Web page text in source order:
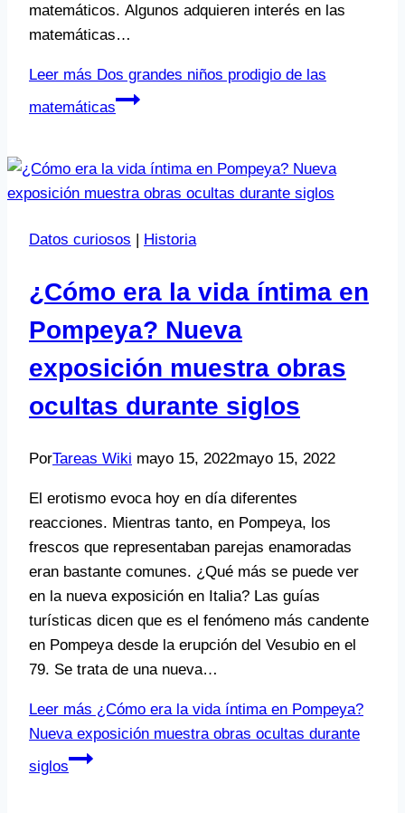
matemáticos. Algunos adquieren interés en las
matemáticas…
Leer más Dos grandes niños prodigio de las
matemáticas
Datos curiosos Historia
¿Cómo era la vida íntima en
Pompeya? Nueva
exposición muestra obras
ocultas durante siglos
PorTareas Wiki mayo 15, 2022mayo 15, 2022
El erotismo evoca hoy en día diferentes
reacciones. Mientras tanto, en Pompeya, los
frescos que representaban parejas enamoradas
eran bastante comunes. ¿Qué más se puede ver
en la nueva exposición en Italia? Las guías
turísticas dicen que es el fenómeno más candente
en Pompeya desde la erupción del Vesubio en el
79. Se trata de una nueva…
Leer más ¿Cómo era la vida íntima en Pompeya?
Nueva exposición muestra obras ocultas durante
siglos